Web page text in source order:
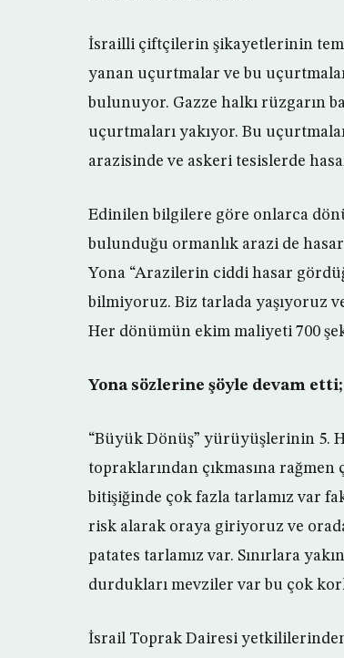
İsrailli çiftçilerin şikayetlerinin
yanan uçurtmalar ve bu
bulunuyor. Gazze halkı rüzgarın
uçurtmaları yakıyor. Bu
arazisinde ve askeri tesislerde
Edinilen bilgilere göre onlarca
bulunduğu ormanlık arazi de
Yona “Arazilerin ciddi hasar
bilmiyoruz. Biz tarlada yaşıyoruz
Her dönümün ekim maliyeti 700
Yona sözlerine şöyle devam etti;
“Büyük Dönüş” yürüyüşlerinin 5.
topraklarından çıkmasına
bitişiğinde çok fazla tarlamız var
risk alarak oraya giriyoruz ve
patates tarlamız var. Sınırlara
durdukları mevziler var bu çok
İsrail Toprak Dairesi